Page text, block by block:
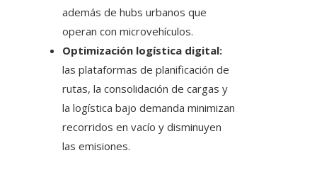
además de hubs urbanos que
operan con microvehículos.
Optimización logística digital:
las plataformas de planificación de
rutas, la consolidación de cargas y
la logística bajo demanda minimizan
recorridos en vacío y disminuyen
las emisiones.